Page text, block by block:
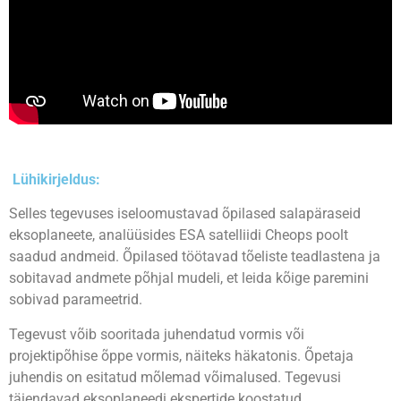
Lühikirjeldus:
Selles tegevuses iseloomustavad õpilased salapäraseid
eksoplaneete, analüüsides ESA satelliidi Cheops poolt
saadud andmeid. Õpilased töötavad tõeliste teadlastena ja
sobitavad andmete põhjal mudeli, et leida kõige paremini
sobivad parameetrid.
Tegevust võib sooritada juhendatud vormis või
projektipõhise õppe vormis, näiteks häkatonis. Õpetaja
juhendis on esitatud mõlemad võimalused. Tegevusi